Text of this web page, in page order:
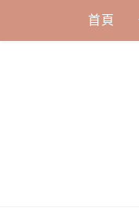
content
首頁